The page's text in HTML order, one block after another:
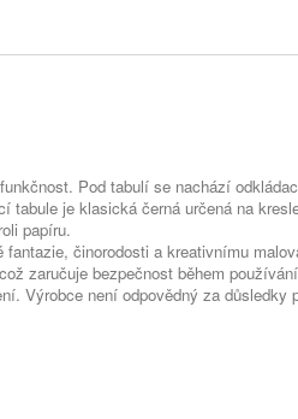
Pod tabulí se nachází
je klasická černá určená na
papíru.
činorodosti a kreativnímu
zaručuje bezpečnost během
. Výrobce není odpovědný za důsledky